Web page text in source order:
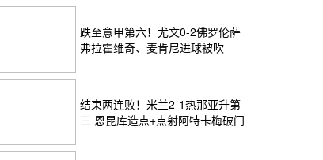
跌至意甲第六！尤文0-2佛罗伦萨
弗拉霍维奇、麦肯尼进球被吹
结束两连败！米兰2-1热那亚升第
三 恩昆库造点+点射阿特卡梅破门